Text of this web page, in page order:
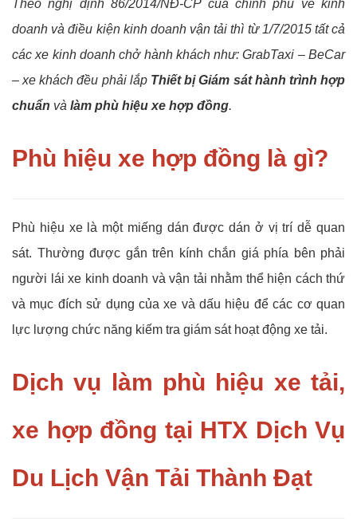
Theo nghị định 86/2014/NĐ-CP của chính phủ về kinh
doanh và điều kiện kinh doanh vận tải thì từ 1/7/2015 tất cả
các xe kinh doanh chở hành khách như: GrabTaxi – BeCar
– xe khách đều phải lắp Thiết bị Giám sát hành trình hợp
chuẩn và làm phù hiệu xe hợp đồng.
Phù hiệu xe hợp đồng là gì?
Phù hiệu xe là một miếng dán được dán ở vị trí dễ quan
sát. Thường được gắn trên kính chắn giá phía bên phải
người lái xe kinh doanh và vận tải nhằm thể hiện cách thứ
và mục đích sử dụng của xe và dấu hiệu để các cơ quan
lực lượng chức năng kiếm tra giám sát hoạt động xe tải.
Dịch vụ làm phù hiệu xe tải,
xe hợp đồng tại HTX Dịch Vụ
Du Lịch Vận Tải Thành Đạt